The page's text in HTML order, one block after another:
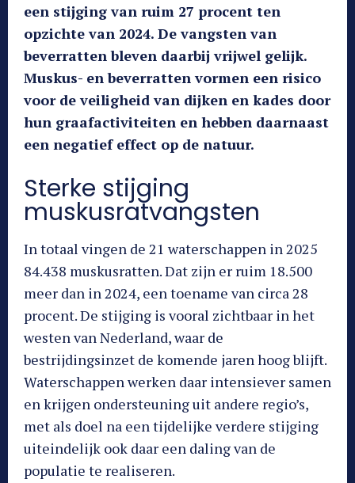
een stijging van ruim 27 procent ten
opzichte van 2024. De vangsten van
beverratten bleven daarbij vrijwel gelijk.
Muskus- en beverratten vormen een risico
voor de veiligheid van dijken en kades door
hun graafactiviteiten en hebben daarnaast
een negatief effect op de natuur.
Sterke stijging
muskusratvangsten
In totaal vingen de 21 waterschappen in 2025
84.438 muskusratten. Dat zijn er ruim 18.500
meer dan in 2024, een toename van circa 28
procent. De stijging is vooral zichtbaar in het
westen van Nederland, waar de
bestrijdingsinzet de komende jaren hoog blijft.
Waterschappen werken daar intensiever samen
en krijgen ondersteuning uit andere regio’s,
met als doel na een tijdelijke verdere stijging
uiteindelijk ook daar een daling van de
populatie te realiseren.